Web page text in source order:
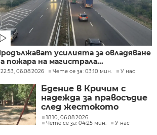
усилията за овладяване
пожара на магистрала...
22:53, 06.08.2026 Чете се за: 03:10 мин. У нас
Бдение в Кричим с
надежда за правосъдие
след жестокото
убийство на млад мъж
в Пловдив от
18:10, 06.08.2026
Чете се за: 04:25 мин.
У нас